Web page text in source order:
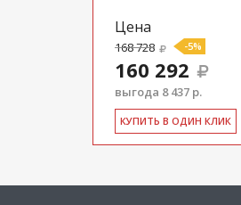
Цена
168 728 -5%
160 292
выгода 8 437 р.
КУ­ПИТЬ В ОДИН КЛИК